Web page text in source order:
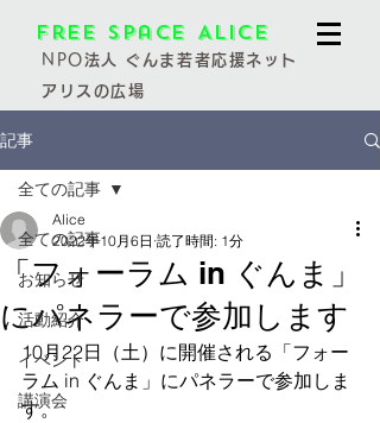
Free Space Alice
NPO法人 ぐんま若者応援ネット
アリスの広場
記事
全ての記事
お知らせ
活動紹介
イベント
講演会
全ての記事
「フォーラム in ぐんま」
にパネラーで参加します
Alice
2022年10月6日 読了時間: 1分
10月22日（土）に開催される「フォー
ラム in ぐんま」にパネラーで参加しま
す。